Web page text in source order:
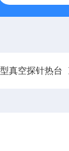
真空探针热台